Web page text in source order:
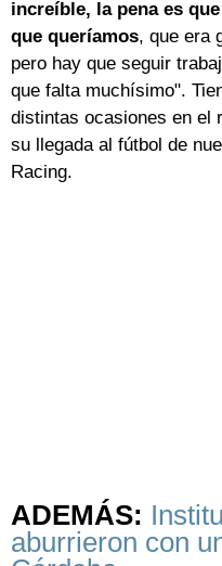
increíble, la pena es
que queríamos, que era
pero hay que seguir
que falta muchísimo".
distintas ocasiones en el
su llegada al fútbol de
Racing.
ADEMÁS:
aburrieron con